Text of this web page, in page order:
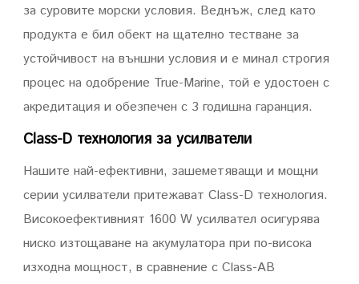
за суровите морски условия. Веднъж, след като
продукта е бил обект на щателно тестване за
устойчивост на външни условия и е минал строгия
процес на одобрение True-Marine, той е удостоен с
акредитация и обезпечен с 3 годишна гаранция.
Class-D технология за усилватели
Нашите най-ефективни, зашеметяващи и мощни
серии усилватели притежават Class-D технология.
Високоефективният 1600 W усилвател осигурява
ниско изтощаване на акумулатора при по-висока
изходна мощност, в сравнение с Class-AB